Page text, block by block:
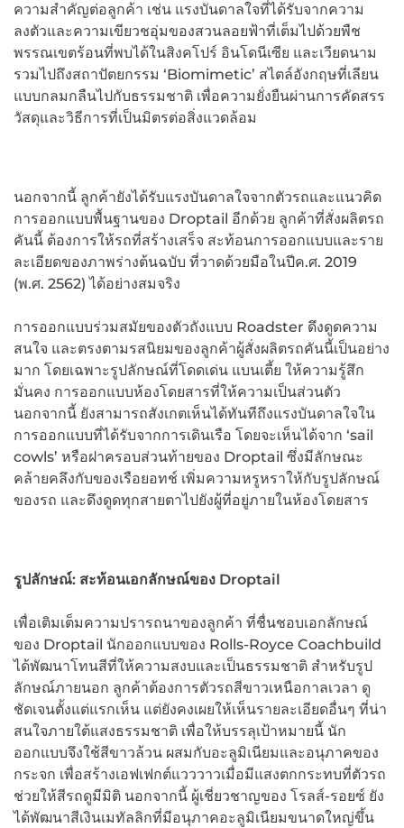
ความสำคัญต่อลูกค้า เช่น แรงบันดาลใจที่ได้รับจากความ
ลงตัวและความเขียวชอุ่มของสวนลอยฟ้าที่เต็มไปด้วยพืช
พรรณเขตร้อนที่พบได้ในสิงคโปร์ อินโดนีเซีย และเวียดนาม
รวมไปถึงสถาปัตยกรรม ‘Biomimetic’ สไตล์อังกฤษที่เลียน
แบบกลมกลืนไปกับธรรมชาติ เพื่อความยั่งยืนผ่านการคัดสรร
วัสดุและวิธีการที่เป็นมิตรต่อสิ่งแวดล้อม
นอกจากนี้ ลูกค้ายังได้รับแรงบันดาลใจจากตัวรถและแนวคิด
การออกแบบพื้นฐานของ Droptail อีกด้วย ลูกค้าที่สั่งผลิตรถ
คันนี้ ต้องการให้รถที่สร้างเสร็จ สะท้อนการออกแบบและราย
ละเอียดของภาพร่างต้นฉบับ ที่วาดด้วยมือในปีค.ศ. 2019
(พ.ศ. 2562) ได้อย่างสมจริง
การออกแบบร่วมสมัยของตัวถังแบบ Roadster ดึงดูดความ
สนใจ และตรงตามรสนิยมของลูกค้าผู้สั่งผลิตรถคันนี้เป็นอย่าง
มาก โดยเฉพาะรูปลักษณ์ที่โดดเด่น แบนเตี้ย ให้ความรู้สึก
มั่นคง การออกแบบห้องโดยสารที่ให้ความเป็นส่วนตัว
นอกจากนี้ ยังสามารถสังเกตเห็นได้ทันทีถึงแรงบันดาลใจใน
การออกแบบที่ได้รับจากการเดินเรือ โดยจะเห็นได้จาก ‘sail
cowls’ หรือฝาครอบส่วนท้ายของ Droptail ซึ่งมีลักษณะ
คล้ายคลึงกับของเรือยอทช์ เพิ่มความหรูหราให้กับรูปลักษณ์
ของรถ และดึงดูดทุกสายตาไปยังผู้ที่อยู่ภายในห้องโดยสาร
รูปลักษณ์: สะท้อนเอกลักษณ์ของ Droptail
เพื่อเติมเต็มความปรารถนาของลูกค้า ที่ชื่นชอบเอกลักษณ์
ของ Droptail นักออกแบบของ Rolls-Royce Coachbuild
ได้พัฒนาโทนสีที่ให้ความสงบและเป็นธรรมชาติ สำหรับรูป
ลักษณ์ภายนอก ลูกค้าต้องการตัวรถสีขาวเหนือกาลเวลา ดู
ชัดเจนตั้งแต่แรกเห็น แต่ยังคงเผยให้เห็นรายละเอียดอื่นๆ ที่น่า
สนใจภายใต้แสงธรรมชาติ เพื่อให้บรรลุเป้าหมายนี้ นัก
ออกแบบจึงใช้สีขาวล้วน ผสมกับอะลูมิเนียมและอนุภาคของ
กระจก เพื่อสร้างเอฟเฟกต์แวววาวเมื่อมีแสงตกกระทบที่ตัวรถ
ช่วยให้สีรถดูมีมิติ นอกจากนี้ ผู้เชี่ยวชาญของ โรลส์-รอยซ์ ยัง
ได้พัฒนาสีเงินเมทัลลิกที่มีอนุภาคอะลูมิเนียมขนาดใหญ่ขึ้น